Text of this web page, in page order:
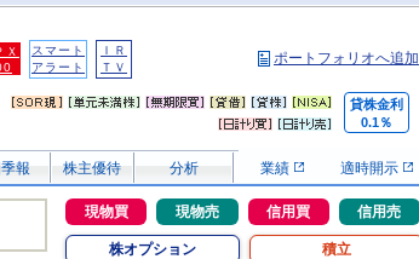
Ｘ
スマート
アラート
ＩＲ
ＴＶ
ポートフォリオへ追加
貸株金利
0.1％
報 株主優待 分析 業績 適時開示
現物買 現物売 信用買 信用売
株オプション 積立